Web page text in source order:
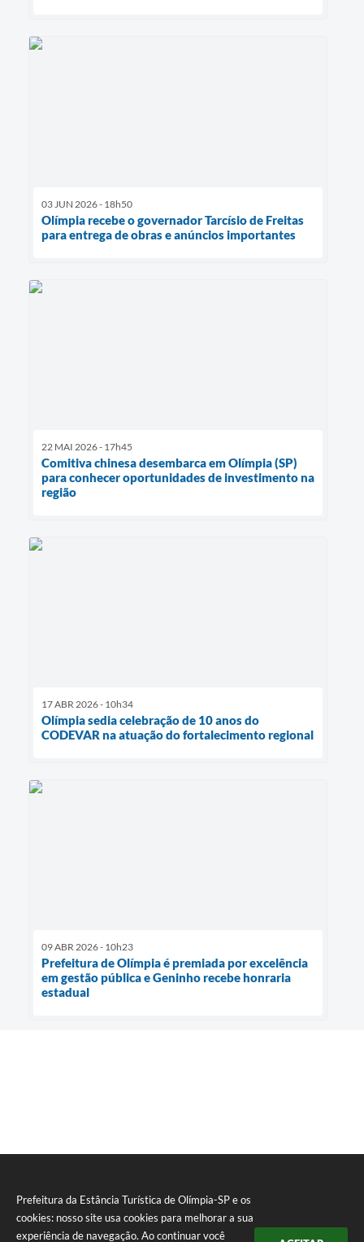
Prefeitura da Estância Turística de Olímpia-SP e os
cookies: nosso site usa cookies para melhorar a sua
experiência de navegação. Ao continuar você
03 JUN 2026 - 18h50
Olímpia recebe o governador Tarcísio de Freitas
para entrega de obras e anúncios importantes
22 MAI 2026 - 17h45
Comitiva chinesa desembarca em Olímpia (SP)
para conhecer oportunidades de investimento na
região
17 ABR 2026 - 10h34
Olímpia sedia celebração de 10 anos do
CODEVAR na atuação do fortalecimento regional
09 ABR 2026 - 10h23
Prefeitura de Olímpia é premiada por excelência
em gestão pública e Geninho recebe honraria
estadual